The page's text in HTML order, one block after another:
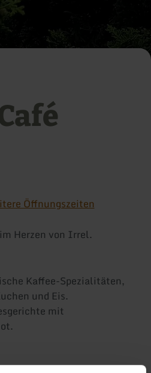
Öffnungszeiten
Herzen von Irrel.
Kaffee-Spezialitäten,
und Eis.
mit